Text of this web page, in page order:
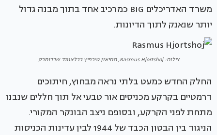
משרד האדריכלים BIG כמרכיב אחד בתוך מבנה גדול
יותר שנאנק לתוך הדיונות.
צילום: Rasmus Hjortshoj, מוזיאון טירפיץ בבלאוונד שבדנמרק
החלק החדש כמעט בלתי נראה מבחוץ, חיתוכים
דרמטיים בקרקע מכניסים אור טבעי אל תוך חללים שנבנו
מתחת לפני הקרקע, ובסופם ניצב הבונקר המקורי.
הניגוד בין הבטון הכבד של 1944 לבין עדינות הכניסות